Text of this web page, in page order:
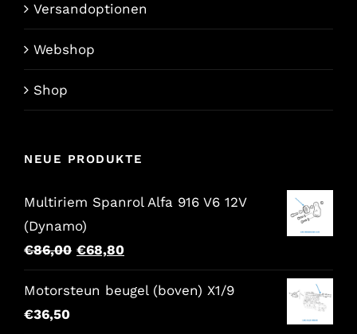
Versandoptionen
Webshop
Shop
NEUE PRODUKTE
Multiriem Spanrol Alfa 916 V6 12V
(Dynamo)
€86,00 Der
ursprüngliche
Preis
€68,80Der
aktuelle
Preis
Motorsteun beugel (boven) X1/9
€36,50